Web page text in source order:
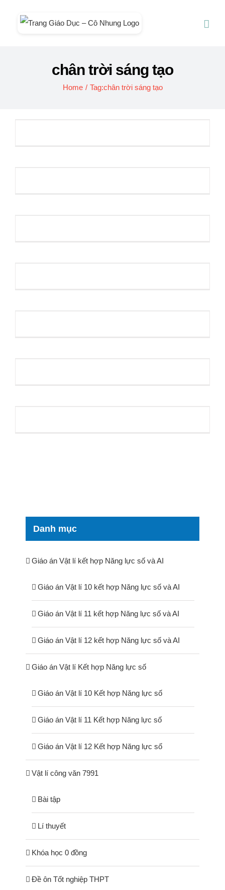
chân trời sáng tạo
Home / Tag:chân trời sáng tạo
Danh mục
Giáo án Vật lí kết hợp Năng lực số và AI
Giáo án Vật lí 10 kết hợp Năng lực số và AI
Giáo án Vật lí 11 kết hợp Năng lực số và AI
Giáo án Vật lí 12 kết hợp Năng lực số và AI
Giáo án Vật lí Kết hợp Năng lực số
Giáo án Vật lí 10 Kết hợp Năng lực số
Giáo án Vật lí 11 Kết hợp Năng lực số
Giáo án Vật lí 12 Kết hợp Năng lực số
Vật lí công văn 7991
Bài tập
Lí thuyết
Khóa học 0 đồng
Đề ôn Tốt nghiệp THPT